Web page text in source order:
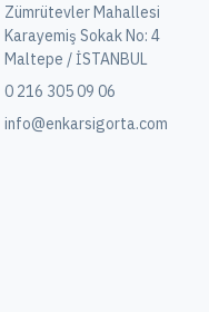
Zümrütevler Mahallesi
Karayemiş Sokak No: 4
Maltepe / İSTANBUL
0 216 305 09 06
info@enkarsigorta.com